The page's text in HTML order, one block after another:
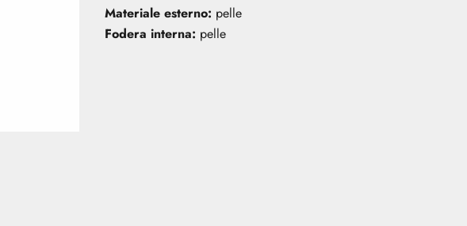
Materiale esterno: pelle
Fodera interna: pelle